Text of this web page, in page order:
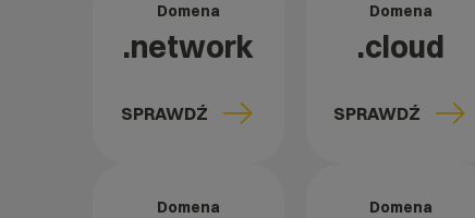
Domena
.network
SPRAWDŹ
Domena
.cloud
SPRAWDŹ
Domena Domena